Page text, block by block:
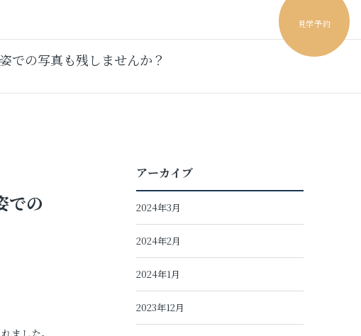
見学予約
での写真も残しませんか？
での
ました。
アーカイブ
2024年3月
2024年2月
2024年1月
2023年12月